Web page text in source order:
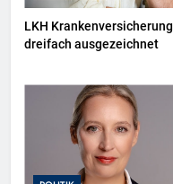
LKH Krankenversicherung
dreifach ausgezeichnet